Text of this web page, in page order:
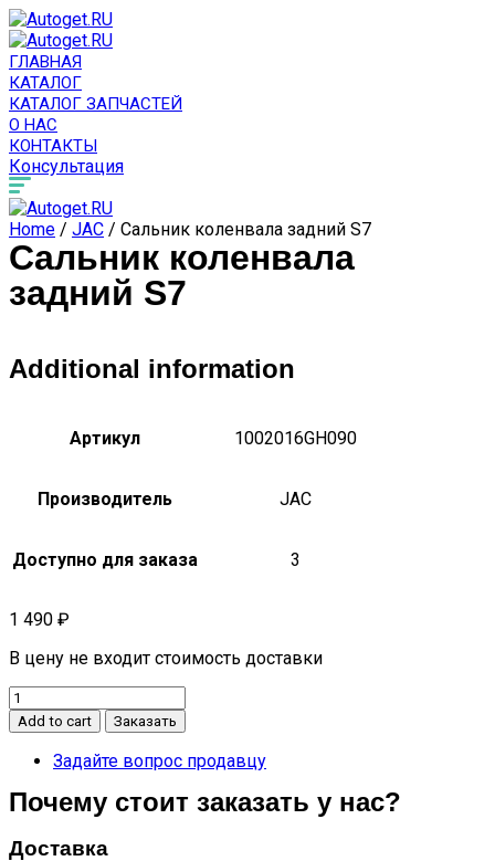
ГЛАВНАЯ
КАТАЛОГ
КАТАЛОГ ЗАПЧАСТЕЙ
О НАС
КОНТАКТЫ
Консультация
Home / JAC / Сальник коленвала задний S7
Сальник коленвала
задний S7
Additional information
Артикул 1002016GH090
Производитель JAC
Доступно для заказа 3
1 490 ₽
В цену не входит стоимость доставки
Сальник
коленвала
задний
Add to cart Заказать
Задайте вопрос продавцу
Почему стоит заказать у нас?
Доставка